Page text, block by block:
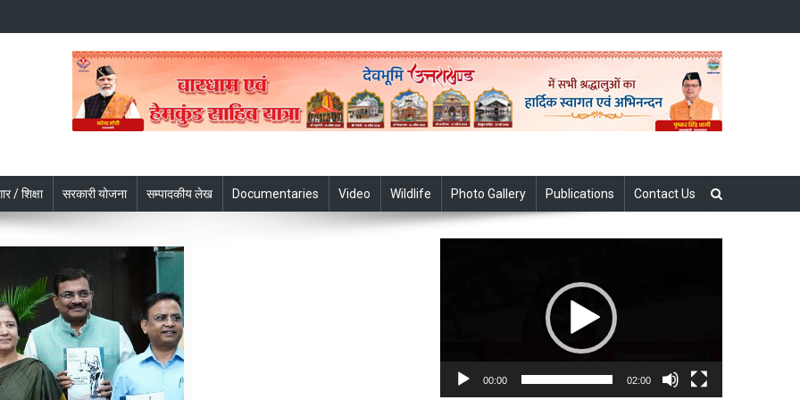
/ शिक्षा सरकारी योजना सम्पादकीय लेख Documentaries Video Wildlife Photo Gallery Publications Contact Us
00:00 02:00